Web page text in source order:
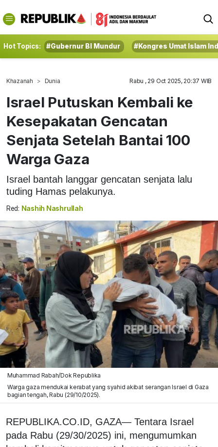
Hot Topics: #Gubernur BI Mundur #Kongres Umat Islam
Khazanah Dunia Rabu , 29 Oct 2025, 20:37 WIB
Israel Putuskan Kembali ke
Kesepakatan Gencatan
Senjata Setelah Bantai 100
Warga Gaza
Israel bantah langgar gencatan senjata lalu
tuding Hamas pelakunya.
Red: Nashih Nashrullah
Muhammad Rabah/Dok Republika
Warga gaza mendukai kerabat yang syahid akibat serangan Israel di Gaza
bagian tengah, Rabu (29/10/2025).
REPUBLIKA.CO.ID, GAZA— Tentara Israel
pada Rabu (29/30/2025) ini, mengumumkan